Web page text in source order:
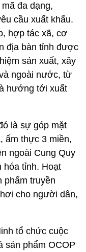
đa dạng,
cầu xuất khẩu.
hợp tác xã, cơ
địa bàn tỉnh được
sản xuất, xây
ngoài nước, từ
hướng tới xuất
là sự góp mặt
ẩm thực 3 miền,
ngoài Cung Quy
hóa tỉnh. Hoạt
phẩm truyền
cho người dân,
tổ chức cuộc
sản phẩm OCOP